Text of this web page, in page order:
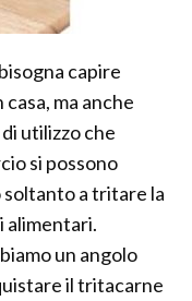
capire
ma anche
utilizzo che
si possono
a tritare la
alimentari.
un angolo
il tritacarne